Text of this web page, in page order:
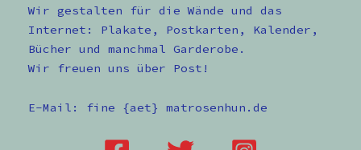
Wir gestalten für die Wände und das
Internet: Plakate, Postkarten, Kalender,
Bücher und manchmal Garderobe.
Wir freuen uns über Post!
E-Mail: fine {aet} matrosenhun.de